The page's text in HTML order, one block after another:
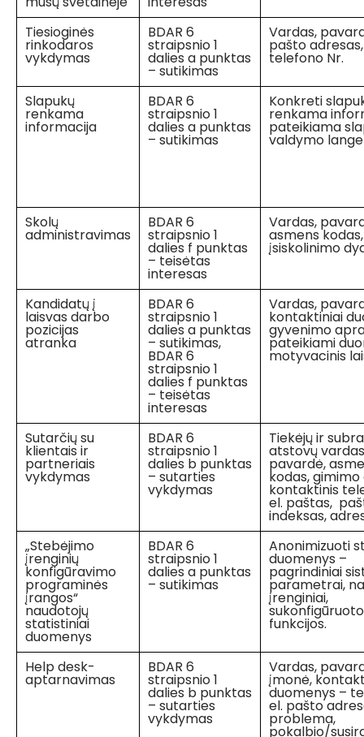
Tiesioginės
rinkodaros
vykdymas
BDAR 6
straipsnio 1
dalies a punktas
– sutikimas
Vardas,
pašto adresas,
telefono Nr.
Slapukų
renkama
informacija
BDAR 6
straipsnio 1
dalies a punktas
– sutikimas
Konkreti
renkama
pateikiama
valdymo lange
Skolų
administravimas
BDAR 6
straipsnio 1
dalies f punktas
– teisėtas
interesas
Vardas,
asmens kodas,
įsiskolinimo
Kandidatų į
laisvas darbo
pozicijas
atranka
BDAR 6
straipsnio 1
dalies a punktas
– sutikimas,
BDAR 6
straipsnio 1
dalies f punktas
– teisėtas
interesas
Vardas,
kontaktiniai
gyvenimo
pateikiami
motyvacinis
Sutarčių su
klientais ir
partneriais
vykdymas
BDAR 6
straipsnio 1
dalies b punktas
– sutarties
vykdymas
Tiekėjų ir
atstovų
pavardė,
kodas,
kontaktinis
el. paštas,
indeksas,
„Stebėjimo
įrenginių
konfigūravimo
programinės
įrangos“
naudotojų
statistiniai
duomenys
BDAR 6
straipsnio 1
dalies a punktas
– sutikimas
Anonimizuoti
duomenys –
pagrindiniai
parametrai,
įrenginiai,
funkcijos.
Help desk-
aptarnavimas
BDAR 6
straipsnio 1
dalies b punktas
– sutarties
vykdymas
Vardas,
įmonė,
duomenys –
el. pašto
problema,
pokalbio/